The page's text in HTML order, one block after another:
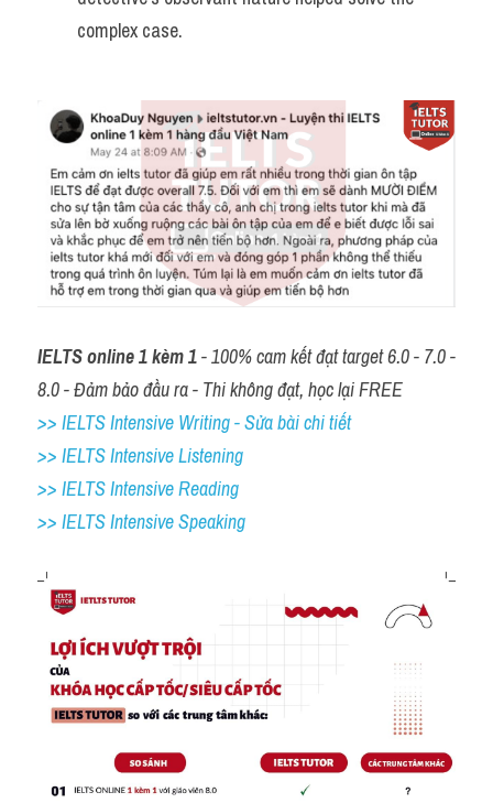
complex case.
IELTS online 1 kèm 1 - 100% cam kết đạt target 6.0 - 7.0 -
8.0 - Đảm bảo đầu ra - Thi không đạt, học lại FREE
>> IELTS Intensive Writing - Sửa bài chi tiết
>> IELTS Intensive Listening
>> IELTS Intensive Reading
>> IELTS Intensive Speaking